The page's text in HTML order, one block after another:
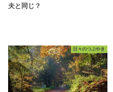
夫と同じ？
日々のつぶやき